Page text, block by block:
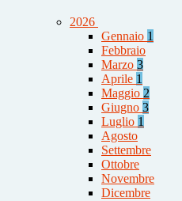
2026
Gennaio 1
Febbraio
Marzo 3
Aprile 1
Maggio 2
Giugno 3
Luglio 1
Agosto
Settembre
Ottobre
Novembre
Dicembre